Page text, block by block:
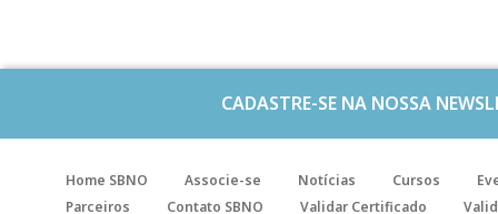
CADASTRE-SE NA NOSSA
Home SBNO Associe-se Notícias Cursos
Parceiros
Contato SBNO Validar Certificado